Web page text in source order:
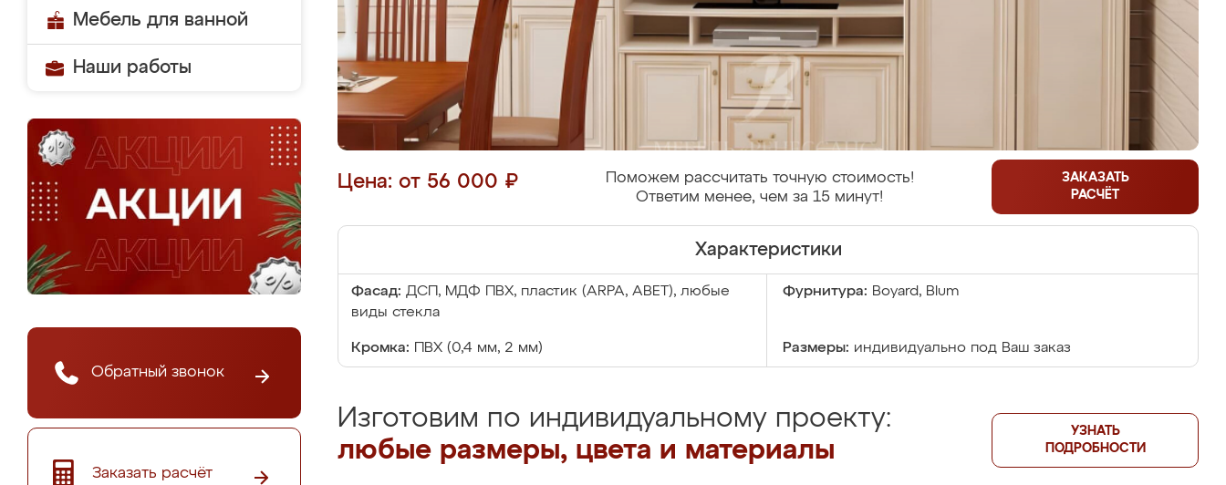
Мебель для ванной
Наши работы
Обратный звонок
Заказать расчёт
Цена: от 56 000 ₽
Поможем рассчитать точную стоимость!
Ответим менее, чем за 15 минут!
ЗАКАЗАТЬ
РАСЧЁТ
Характеристики
Фасад: ДСП, МДФ ПВХ, пластик (ARPA, ABET), любые
виды стекла
Фурнитура: Boyard, Blum
Кромка: ПВХ (0,4 мм, 2 мм) Размеры: индивидуально под Ваш заказ
Изготовим по индивидуальному проекту:
любые размеры, цвета и материалы
УЗНАТЬ
ПОДРОБНОСТИ